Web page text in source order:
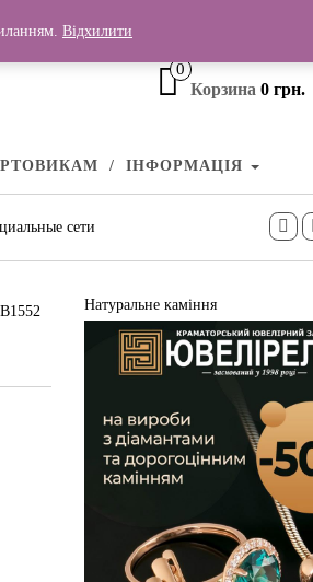
0
Корзина 0 грн.
ІНФОРМАЦІЯ
сети
Натуральне каміння
Відхилити